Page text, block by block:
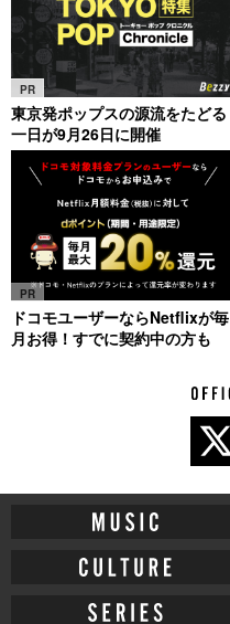
PR
東京発ポップスの源流をたどる
一日が9月26日に開催
PR
ドコモユーザーならNetflixが毎
月お得！すでに契約中の方も